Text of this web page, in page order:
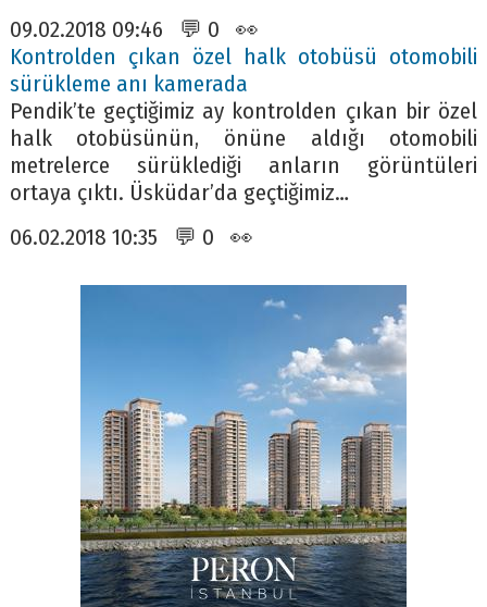
09.02.2018 09:46 💬 0 👀
Kontrolden çıkan özel halk otobüsü otomobili
sürükleme anı kamerada
Pendik’te geçtiğimiz ay kontrolden çıkan bir özel
halk otobüsünün, önüne aldığı otomobili
metrelerce sürüklediği anların görüntüleri
ortaya çıktı. Üsküdar’da geçtiğimiz…
06.02.2018 10:35 💬 0 👀